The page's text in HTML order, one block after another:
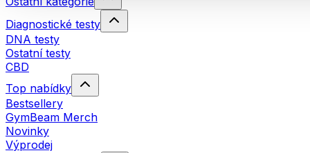
Diagnostické testy
DNA testy
Ostatní testy
CBD
Top nabídky
Bestsellery
GymBeam Merch
Novinky
Výprodej